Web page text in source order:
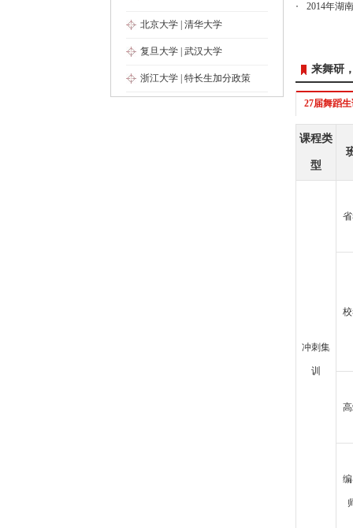
北京大学 清华大学
复旦大学 武汉大学
浙江大学 特长生加分政策
2014年湖
来舞研
27届舞蹈
课程类
型
冲刺集
训